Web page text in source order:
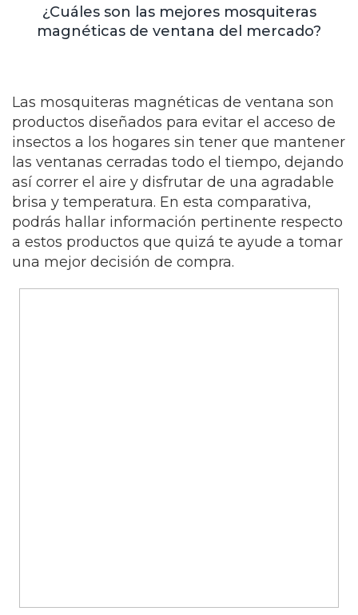
¿Cuáles son las mejores mosquiteras
magnéticas de ventana del mercado?
Las mosquiteras magnéticas de ventana son
productos diseñados para evitar el acceso de
insectos a los hogares sin tener que mantener
las ventanas cerradas todo el tiempo, dejando
así correr el aire y disfrutar de una agradable
brisa y temperatura. En esta comparativa,
podrás hallar información pertinente respecto
a estos productos que quizá te ayude a tomar
una mejor decisión de compra.